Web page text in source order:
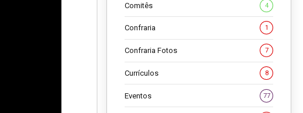
Comitês 4
Confraria 1
Confraria Fotos 7
Currículos 8
Eventos 77